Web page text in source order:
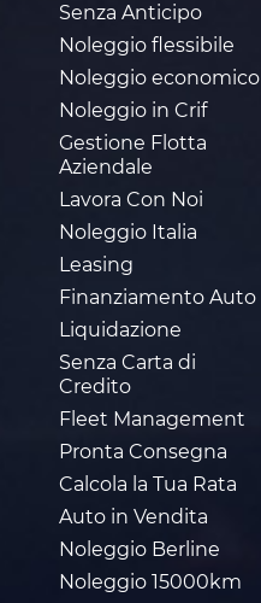
Senza Anticipo
Noleggio flessibile
Noleggio economico
Noleggio in Crif
Gestione Flotta
Aziendale
Lavora Con Noi
Noleggio Italia
Leasing
Finanziamento Auto
Liquidazione
Senza Carta di
Credito
Fleet Management
Pronta Consegna
Calcola la Tua Rata
Auto in Vendita
Noleggio Berline
Noleggio 15000km